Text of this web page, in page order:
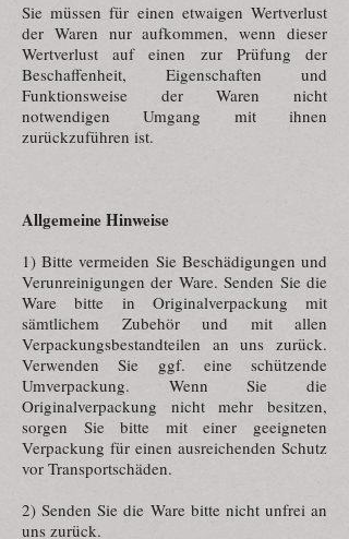
Sie müssen für einen etwaigen Wertverlust
der Waren nur aufkommen, wenn dieser
Wertverlust auf einen zur Prüfung der
Beschaffenheit, Eigenschaften und
Funktionsweise der Waren nicht
notwendigen Umgang mit ihnen
zurückzuführen ist.
Allgemeine Hinweise
1) Bitte vermeiden Sie Beschädigungen und
Verunreinigungen der Ware. Senden Sie die
Ware bitte in Originalverpackung mit
sämtlichem Zubehör und mit allen
Verpackungsbestandteilen an uns zurück.
Verwenden Sie ggf. eine schützende
Umverpackung. Wenn Sie die
Originalverpackung nicht mehr besitzen,
sorgen Sie bitte mit einer geeigneten
Verpackung für einen ausreichenden Schutz
vor Transportschäden.
2) Senden Sie die Ware bitte nicht unfrei an
uns zurück.